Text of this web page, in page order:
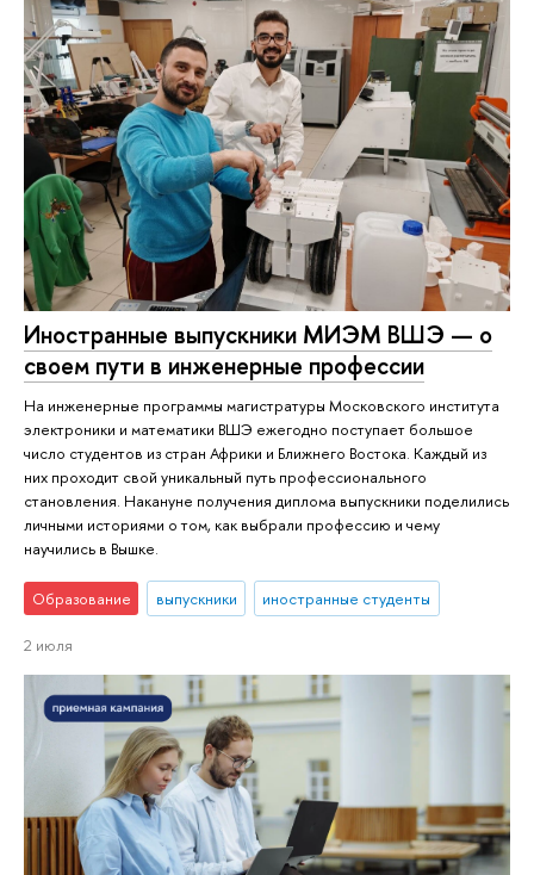
Иностранные выпускники МИЭМ ВШЭ — о
своем пути в инженерные профессии
На инженерные программы магистратуры Московского института
электроники и математики ВШЭ ежегодно поступает большое
число студентов из стран Африки и Ближнего Востока. Каждый из
них проходит свой уникальный путь профессионального
становления. Накануне получения диплома выпускники поделились
личными историями о том, как выбрали профессию и чему
научились в Вышке.
Образование выпускники иностранные студенты
2 июля